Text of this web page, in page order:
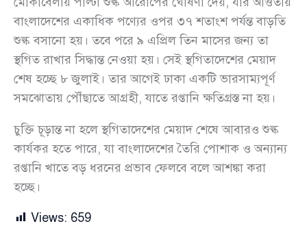
বাংলাদেশের একাধিক পণ্যের ওপর ৩৭ শতাংশ পর্যন্ত বাড়তি
শুল্ক বসানো হয়। তবে পরে ৯ এপ্রিল তিন মাসের জন্য তা
স্থগিত রাখার সিদ্ধান্ত নেওয়া হয়। সেই স্থগিতাদেশের মেয়াদ
শেষ হচ্ছে ৮ জুলাই। তার আগেই ঢাকা একটি ভারসাম্যপূর্ণ
সমঝোতায় পৌঁছাতে আগ্রহী, যাতে রপ্তানি ক্ষতিগ্রস্ত না হয়।
চুক্তি চূড়ান্ত না হলে স্থগিতাদেশের মেয়াদ শেষে আবারও শুল্ক
কার্যকর হতে পারে, যা বাংলাদেশের তৈরি পোশাক ও অন্যান্য
রপ্তানি খাতে বড় ধরনের প্রভাব ফেলবে বলে আশঙ্কা করা
হচ্ছে।
Views: 659